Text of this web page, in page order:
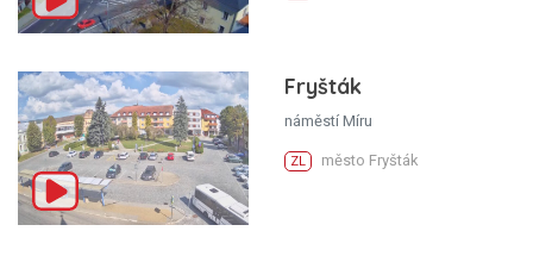
Fryšták
náměstí Míru
ZL město Fryšták